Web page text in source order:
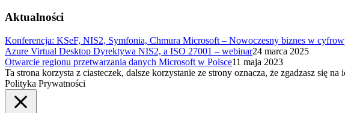
Aktualności
Konferencja: KSeF, NIS2, Symfonia, Chmura Microsoft – Nowoczesny biznes w
Azure Virtual Desktop Dyrektywa NIS2, a ISO 27001 – webinar24 marca 2025
Otwarcie regionu przetwarzania danych Microsoft w Polsce11 maja 2023
Ta strona korzysta z ciasteczek, dalsze korzystanie ze strony oznacza, że zgadzasz się na
Polityka Prywatności